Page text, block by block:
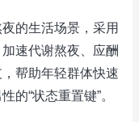
的生活场景，采用
速代谢熬夜、应酬
帮助年轻群体快速
的“状态重置键”。